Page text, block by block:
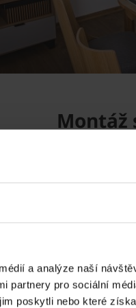
a analýze naší
partnery pro sociální
poskytli nebo které
Montáž
Výměna starého
technologiím probíhá
zasahovat do
střešního
střešního okna
a využití systémových
jak má. Podívejte se na